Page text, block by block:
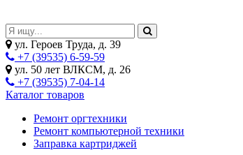
ул. Героев Труда, д. 39
+7 (39535) 6-59-59
ул. 50 лет ВЛКСМ, д. 26
+7 (39535) 7-04-14
Каталог товаров
Ремонт оргтехники
Ремонт компьютерной техники
Заправка картриджей